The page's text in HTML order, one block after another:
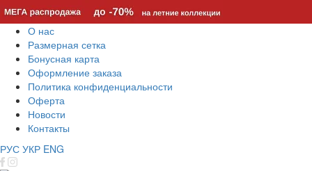
О нас
Размерная сетка
Бонусная карта
Оформление заказа
Политика конфиденциальности
Оферта
Новости
Контакты
РУС УКР ENG